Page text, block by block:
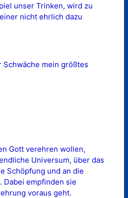
unser Trinken, wird zu
nicht ehrlich dazu
Schwäche mein größtes
Gott verehren wollen,
Universum, über das
Schöpfung und an die
Dabei empfinden sie
voraus geht.